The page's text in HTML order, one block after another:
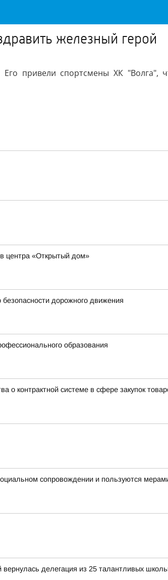
железный герой
привели спортсмены ХК "Волга",
центра «Открытый дом»
дорожного движения
образования
о контрактной системе в сфере закупок
сопровождении и пользуются
делегация из 25 талантливых